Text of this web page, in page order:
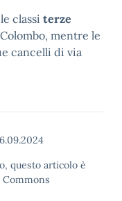
classi terze
mentre le
cancelli di via
questo articolo è